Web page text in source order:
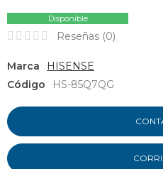
Disponible
Reseñas (0)
Marca
HISENSE
Código
HS-85Q7QG